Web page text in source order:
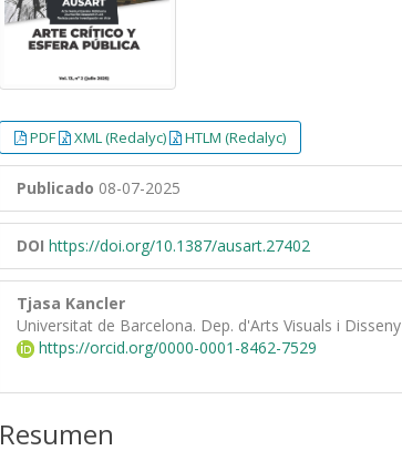
PDF XML (Redalyc) HTLM (Redalyc)
Publicado 08-07-2025
DOI https://doi.org/10.1387/ausart.27402
Tjasa Kancler
Universitat de Barcelona. Dep. d'Arts Visuals i Disseny
https://orcid.org/0000-0001-8462-7529
Resumen